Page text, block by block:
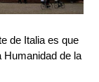
de Italia es que
Humanidad de la